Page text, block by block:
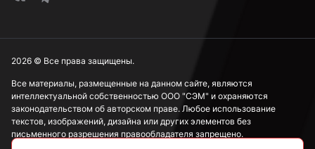
Все материалы, размещенные на данном сайте, являются
интеллектуальной собственностью ООО "СЭМ" и охраняются
законодательством об авторском праве. Любое использование
текстов, изображений, дизайна или других элементов без
письменного разрешения правообладателя запрещено.
2026 © Все права защищены.